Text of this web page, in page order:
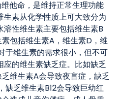
他命，是维持正常生理功能
素从化学性质上可大致分为
性维生素主要包括维生素B
包括维生素A，维生素D，维
于维生素的需求很小，但不可
的维生素缺乏症。比如缺乏
维生素A会导致夜盲症，缺乏
缺乏维生素B12会导致巨幼红